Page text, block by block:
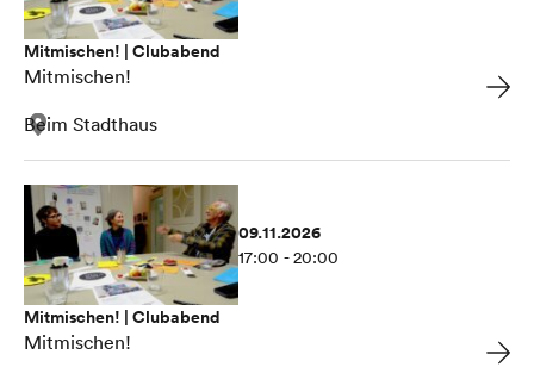
Mitmischen! | Clubabend
Mitmischen!
Beim Stadthaus
09.11.2026
17:00 - 20:00
Mitmischen! | Clubabend
Mitmischen!